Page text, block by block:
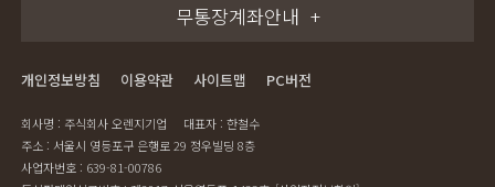
무통장계좌안내
개인정보방침 이용약관 사이트맵 PC버전
회사명 : 주식회사 오렌지기업
대표자 : 한철수
주소 : 서울시 영등포구 은행로 29 정우빌딩 8층
사업자번호 : 639-81-00786